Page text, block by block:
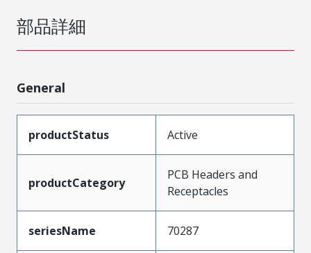
部品詳細
General
productStatus Active
productCategory
PCB Headers and
Receptacles
seriesName 70287